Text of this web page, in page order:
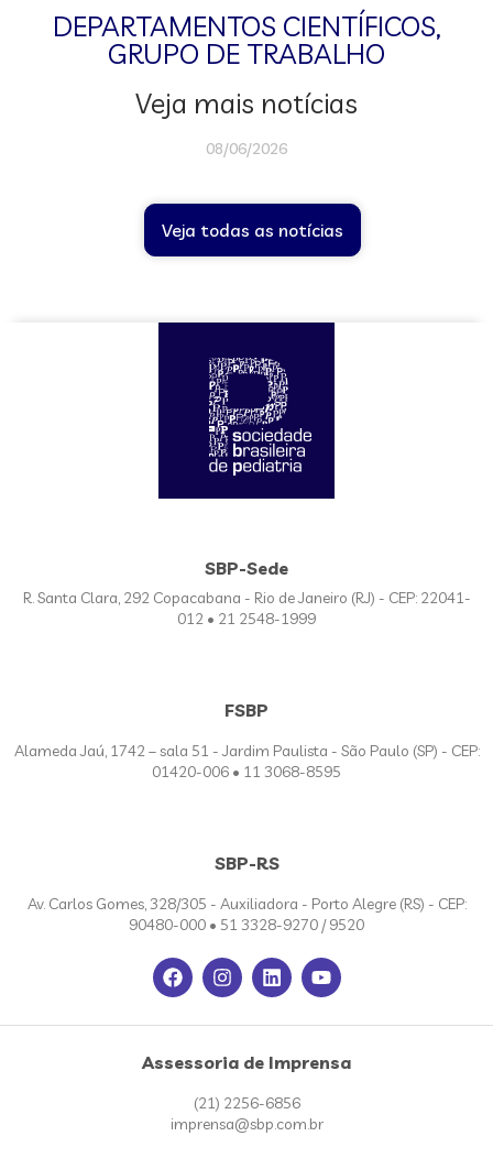
DEPARTAMENTOS CIENTÍFICOS,
GRUPO DE TRABALHO
Veja mais notícias
08/06/2026
Veja todas as notícias
SBP-Sede
R. Santa Clara, 292 Copacabana - Rio de Janeiro (RJ) - CEP: 22041-
012 • 21 2548-1999
FSBP
Alameda Jaú, 1742 – sala 51 - Jardim Paulista - São Paulo (SP) - CEP:
01420-006 • 11 3068-8595
SBP-RS
Av. Carlos Gomes, 328/305 - Auxiliadora - Porto Alegre (RS) - CEP:
90480-000 • 51 3328-9270 / 9520
Assessoria de Imprensa
(21) 2256-6856
imprensa@sbp.com.br